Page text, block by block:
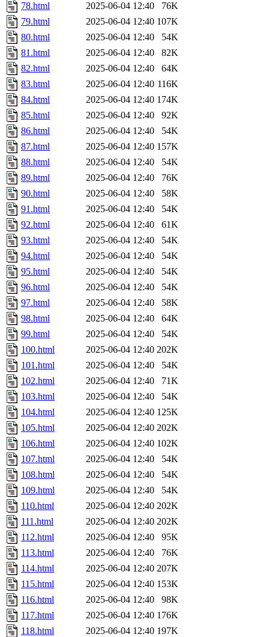
78.html
2025-06-04 12:40
76K
79.html
2025-06-04 12:40 107K
80.html
2025-06-04 12:40
54K
81.html
2025-06-04 12:40
82K
82.html
2025-06-04 12:40
64K
83.html
2025-06-04 12:40 116K
84.html
2025-06-04 12:40 174K
85.html
2025-06-04 12:40
92K
86.html
2025-06-04 12:40
54K
87.html
2025-06-04 12:40 157K
88.html
2025-06-04 12:40
54K
89.html
2025-06-04 12:40
76K
90.html
2025-06-04 12:40
58K
91.html
2025-06-04 12:40
54K
92.html
2025-06-04 12:40
61K
93.html
2025-06-04 12:40
54K
94.html
2025-06-04 12:40
54K
95.html
2025-06-04 12:40
54K
96.html
2025-06-04 12:40
54K
97.html
2025-06-04 12:40
58K
98.html
2025-06-04 12:40
64K
99.html
2025-06-04 12:40
54K
100.html
2025-06-04 12:40 202K
101.html
2025-06-04 12:40
54K
102.html
2025-06-04 12:40
71K
103.html
2025-06-04 12:40
54K
104.html
2025-06-04 12:40 125K
105.html
2025-06-04 12:40 202K
106.html
2025-06-04 12:40 102K
107.html
2025-06-04 12:40
54K
108.html
2025-06-04 12:40
54K
109.html
2025-06-04 12:40
54K
110.html
2025-06-04 12:40 202K
111.html
2025-06-04 12:40 202K
112.html
2025-06-04 12:40
95K
113.html
2025-06-04 12:40
76K
114.html
2025-06-04 12:40 207K
115.html
2025-06-04 12:40 153K
116.html
2025-06-04 12:40
98K
117.html
2025-06-04 12:40 176K
118.html
2025-06-04 12:40 197K